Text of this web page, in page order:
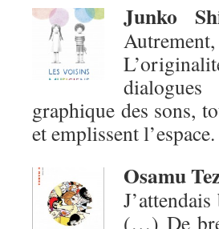
Junko
graphique des sons,
et emplissent l’espace.
Osamu
(…) De